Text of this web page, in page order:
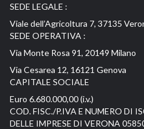
SEDE LEGALE :
Viale dell’Agricoltura 7, 37135
SEDE OPERATIVA :
Via Monte Rosa 91, 20149 Milano
Via Cesarea 12, 16121 Genova
CAPITALE SOCIALE
Euro 6.680.000,00 (i.v.)
COD. FISC./P.IVA E NUMERO DI
DELLE IMPRESE DI VERONA